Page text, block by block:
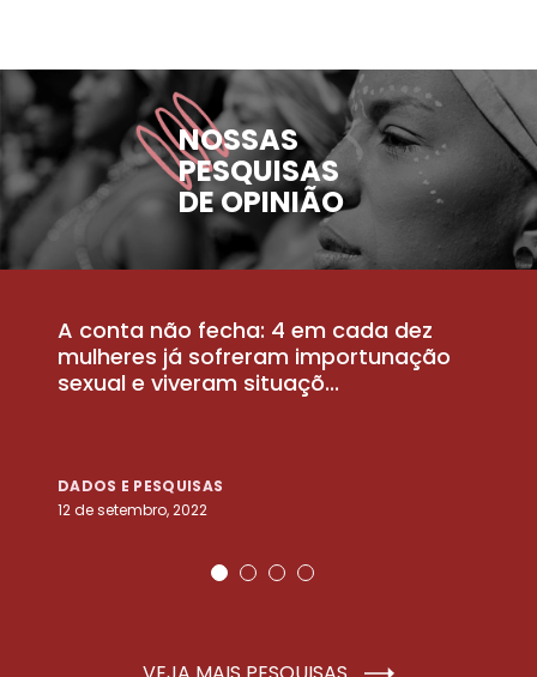
NOSSAS
PESQUISAS
DE OPINIÃO
A conta não fecha: 4 em cada dez
mulheres já sofreram importunação
sexual e viveram situaçõ...
DADOS E PESQUISAS
12 de setembro, 2022